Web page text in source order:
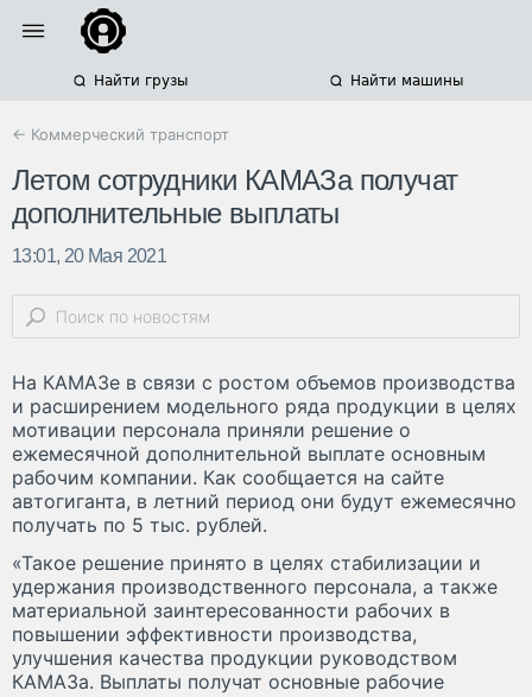
Найти грузы Найти машины
← Коммерческий транспорт
Летом сотрудники КАМАЗа получат
дополнительные выплаты
13:01, 20 Мая 2021
На КАМАЗе в связи с ростом объемов производства
и расширением модельного ряда продукции в целях
мотивации персонала приняли решение о
ежемесячной дополнительной выплате основным
рабочим компании. Как сообщается на сайте
автогиганта, в летний период они будут ежемесячно
получать по 5 тыс. рублей.
«Такое решение принято в целях стабилизации и
удержания производственного персонала, а также
материальной заинтересованности рабочих в
повышении эффективности производства,
улучшения качества продукции руководством
КАМАЗа. Выплаты получат основные рабочие